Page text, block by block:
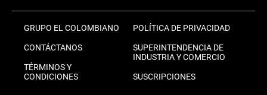
GRUPO EL COLOMBIANO
CONTÁCTANOS
TÉRMINOS Y
CONDICIONES
POLÍTICA DE PRIVACIDAD
SUPERINTENDENCIA DE
INDUSTRIA Y COMERCIO
SUSCRIPCIONES